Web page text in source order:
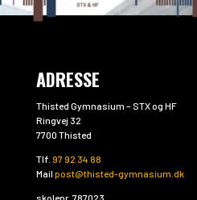
ADRESSE
Thisted Gymnasium – STX og HF
Ringvej 32
7700 Thisted
Tlf. 97 92 34 88
Mail post@thisted-gymnasium.dk
skolenr. 787023